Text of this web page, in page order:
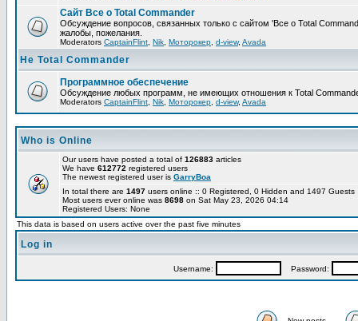
Сайт Все о Total Commander
Обсуждение вопросов, связанных только с сайтом 'Все о Total
жалобы, пожелания.
Moderators CaptainFlint Nik Моторокер d-view, Avada
Не Total Commander
Программное обеспечение
Обсуждение любых программ, не имеющих отношения к Total
Moderators CaptainFlint Nik Моторокер d-view, Avada
Who is Online
Our users have posted a total of 126883 articles
We have 612772 registered users
The newest registered user is GarryBoa
In total there are 1497 users online :: 0 Registered, 0 Hidden and 1497
Most users ever online was 8698 on Sat May 23, 2026 04:14
Registered Users: None
This data is based on users active over the past five minutes
Log in
Username: Password: